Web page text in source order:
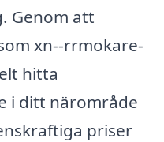
Genom att
xn--rrmokare-
hitta
i ditt närområde
priser